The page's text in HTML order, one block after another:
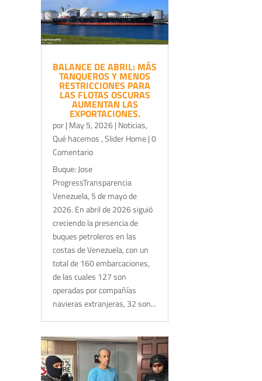
BALANCE DE ABRIL: MÁS
TANQUEROS Y MENOS
RESTRICCIONES PARA
LAS FLOTAS OSCURAS
AUMENTAN LAS
EXPORTACIONES.
por| May 5, 2026| Noticias,
Qué hacemos ,Slider Home| 0
Comentario
Buque: Jose
ProgressTransparencia
Venezuela, 5 de mayo de
2026. En abril de 2026 siguió
creciendo la presencia de
buques petroleros en las
costas de Venezuela, con un
total de 160 embarcaciones,
de las cuales 127 son
operadas por compañías
navieras extranjeras, 32 son...